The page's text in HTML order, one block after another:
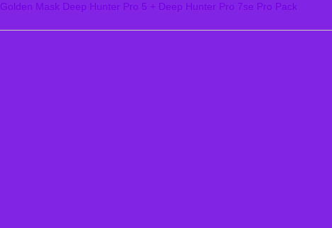
Golden Mask Deep Hunter Pro 5 + Deep Hunter Pro 7se Pro Pack